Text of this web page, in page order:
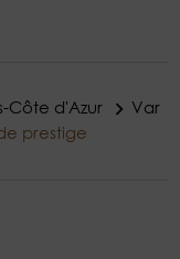
Côte d'Azur
Var
prestige